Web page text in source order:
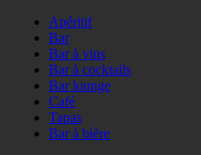
Apéritif
Bar
Bar à vins
Bar à cocktails
Bar lounge
Café
Tapas
Bar à bière